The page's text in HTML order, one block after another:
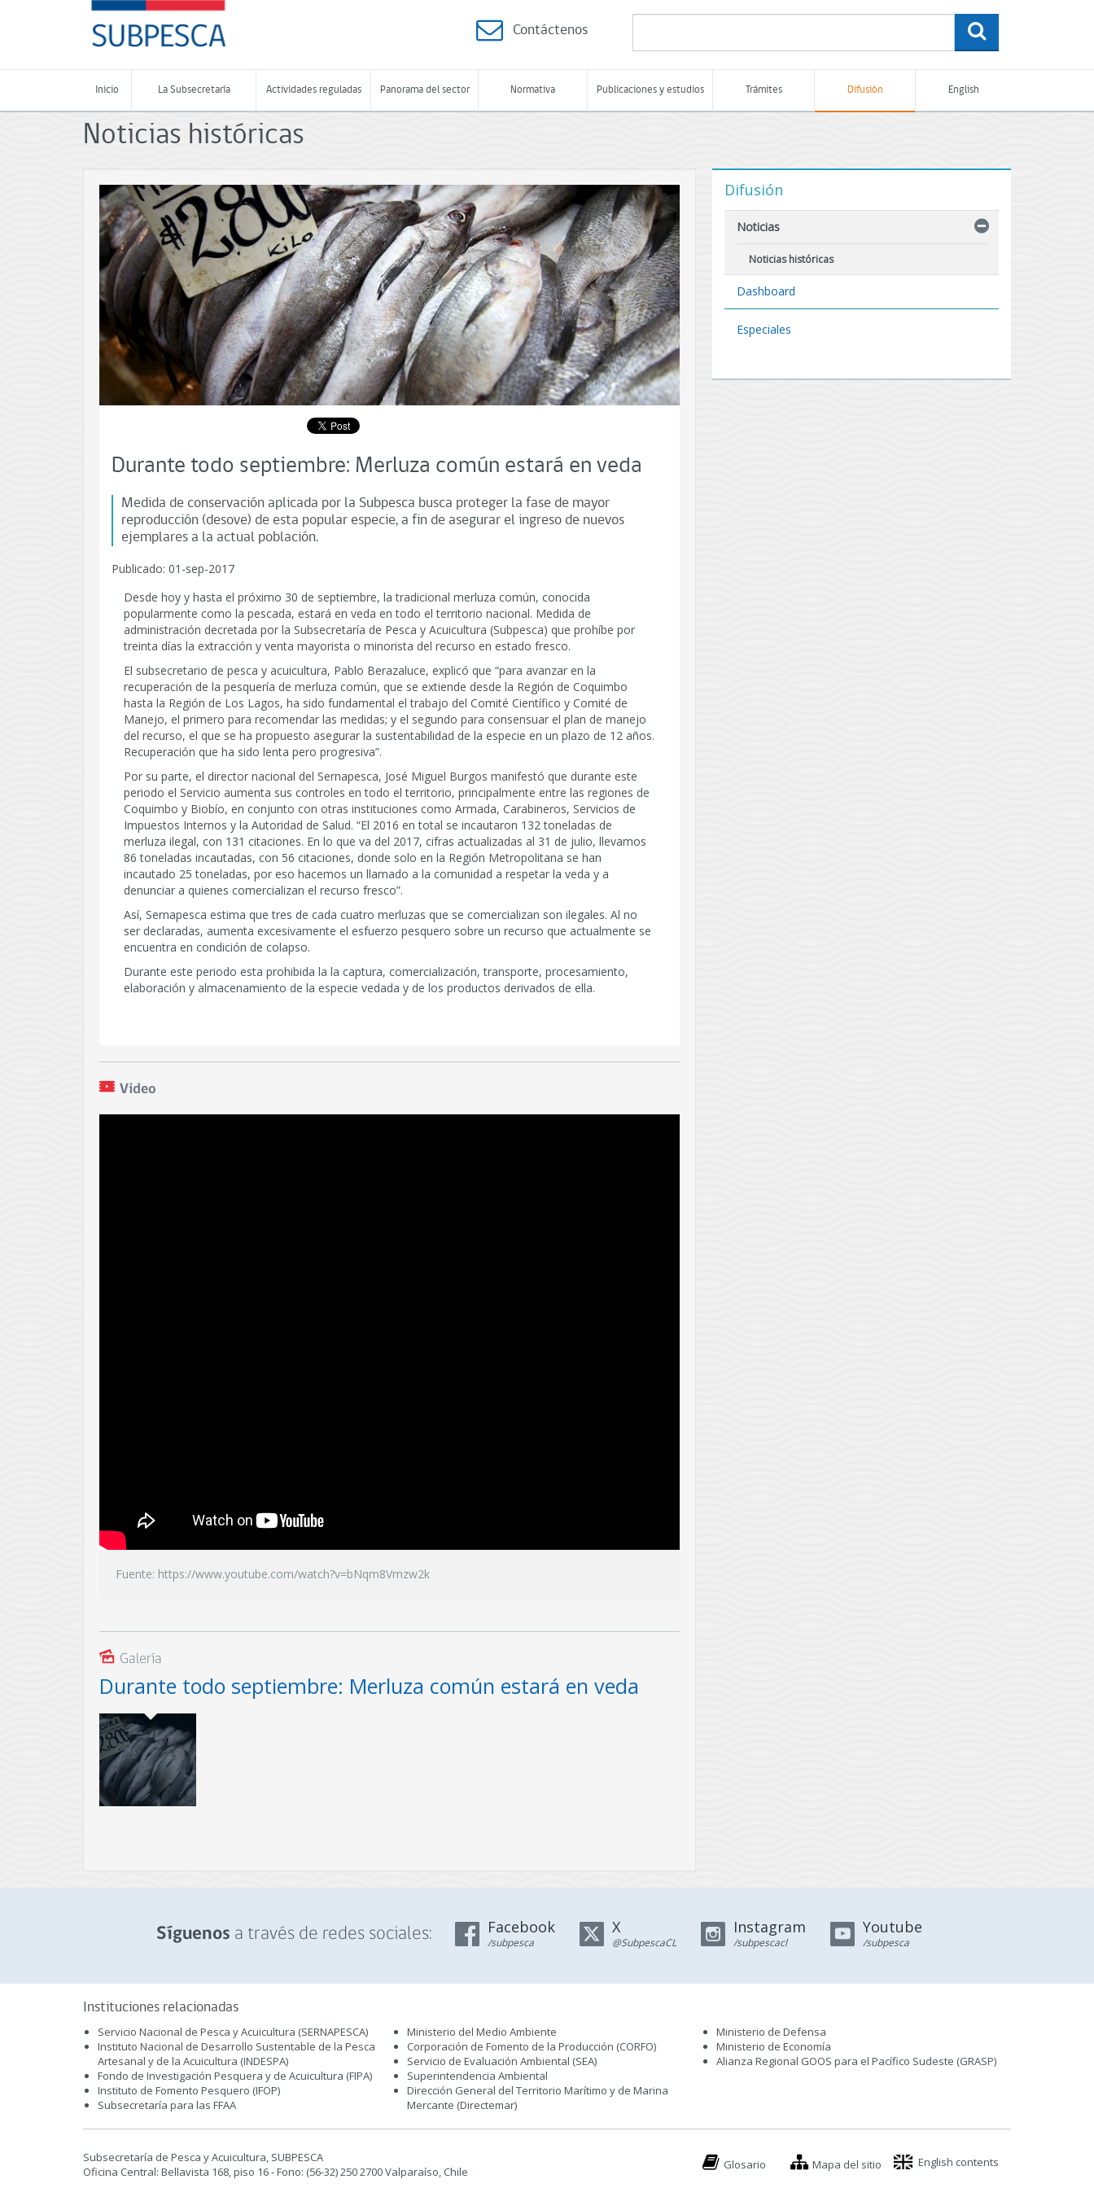
-
Subsecretaría
de
Pesca
Acuicultura
-
Chile
Contáctenos
Inicio La Subsecretaría Actividades reguladas Panorama del sector Normativa Publicaciones y estudios Trámites Difusión English
Noticias históricas
Durante todo septiembre: Merluza común estará en veda
Medida de conservación aplicada por la Subpesca busca proteger la fase de mayor
reproducción (desove) de esta popular especie, a fin de asegurar el ingreso de nuevos
ejemplares a la actual población.
Publicado: 01-sep-2017
Desde hoy y hasta el próximo 30 de septiembre, la tradicional merluza común, conocida
popularmente como la pescada, estará en veda en todo el territorio nacional. Medida de
administración decretada por la Subsecretaría de Pesca y Acuicultura (Subpesca) que prohíbe por
treinta días la extracción y venta mayorista o minorista del recurso en estado fresco.
El subsecretario de pesca y acuicultura, Pablo Berazaluce, explicó que “para avanzar en la
recuperación de la pesquería de merluza común, que se extiende desde la Región de Coquimbo
hasta la Región de Los Lagos, ha sido fundamental el trabajo del Comité Científico y Comité de
Manejo, el primero para recomendar las medidas; y el segundo para consensuar el plan de manejo
del recurso, el que se ha propuesto asegurar la sustentabilidad de la especie en un plazo de 12 años.
Recuperación que ha sido lenta pero progresiva”.
Por su parte, el director nacional del Sernapesca, José Miguel Burgos manifestó que durante este
periodo el Servicio aumenta sus controles en todo el territorio, principalmente entre las regiones de
Coquimbo y Biobío, en conjunto con otras instituciones como Armada, Carabineros, Servicios de
Impuestos Internos y la Autoridad de Salud. “El 2016 en total se incautaron 132 toneladas de
merluza ilegal, con 131 citaciones. En lo que va del 2017, cifras actualizadas al 31 de julio, llevamos
86 toneladas incautadas, con 56 citaciones, donde solo en la Región Metropolitana se han
incautado 25 toneladas, por eso hacemos un llamado a la comunidad a respetar la veda y a
denunciar a quienes comercializan el recurso fresco”.
Así, Sernapesca estima que tres de cada cuatro merluzas que se comercializan son ilegales. Al no
ser declaradas, aumenta excesivamente el esfuerzo pesquero sobre un recurso que actualmente se
encuentra en condición de colapso.
Durante este periodo esta prohibida la la captura, comercialización, transporte, procesamiento,
elaboración y almacenamiento de la especie vedada y de los productos derivados de ella.
Video
https://www.youtube.com/watch?v=bNqm8Vmzw2k
Galería
Durante todo septiembre: Merluza común estará en veda
Medida de conservación aplicada por la Subpesca busca proteger la
fase de mayor reproducción (desove) de esta popular especie, a fin
de asegurar el ingreso de nuevos ejemplares a la actual población.
Difusión
Noticias
Noticias históricas
Dashboard
Especiales
Síguenos a través de redes sociales: Facebook
/subpesca
X
@SubpescaCL
Instagram
/subpescacl
Youtube
/subpesca
Instituciones relacionadas
Servicio Nacional de Pesca y Acuicultura (SERNAPESCA)
Instituto Nacional de Desarrollo Sustentable de la Pesca
Artesanal y de la Acuicultura (INDESPA)
Fondo de Investigación Pesquera y de Acuicultura (FIPA)
Instituto de Fomento Pesquero (IFOP)
Subsecretaría para las FFAA
Ministerio del Medio Ambiente
Corporación de Fomento de la Producción (CORFO)
Servicio de Evaluación Ambiental (SEA)
Superintendencia Ambiental
Dirección General del Territorio Marítimo y de Marina
Mercante (Directemar)
Ministerio de Defensa
Ministerio de Economía
Alianza Regional GOOS para el Pacífico Sudeste (GRASP)
Subsecretaría de Pesca y Acuicultura, SUBPESCA
Oficina Central: Bellavista 168, piso 16 - Fono: (56-32) 250 2700 Valparaíso, Chile
Glosario Mapa del sitio English contents